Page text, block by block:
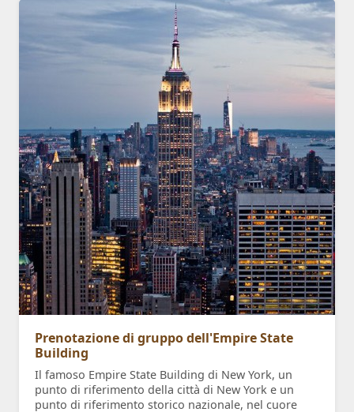
Prenotazione di gruppo dell'Empire State
Building
Il famoso Empire State Building di New York, un
punto di riferimento della città di New York e un
punto di riferimento storico nazionale, nel cuore